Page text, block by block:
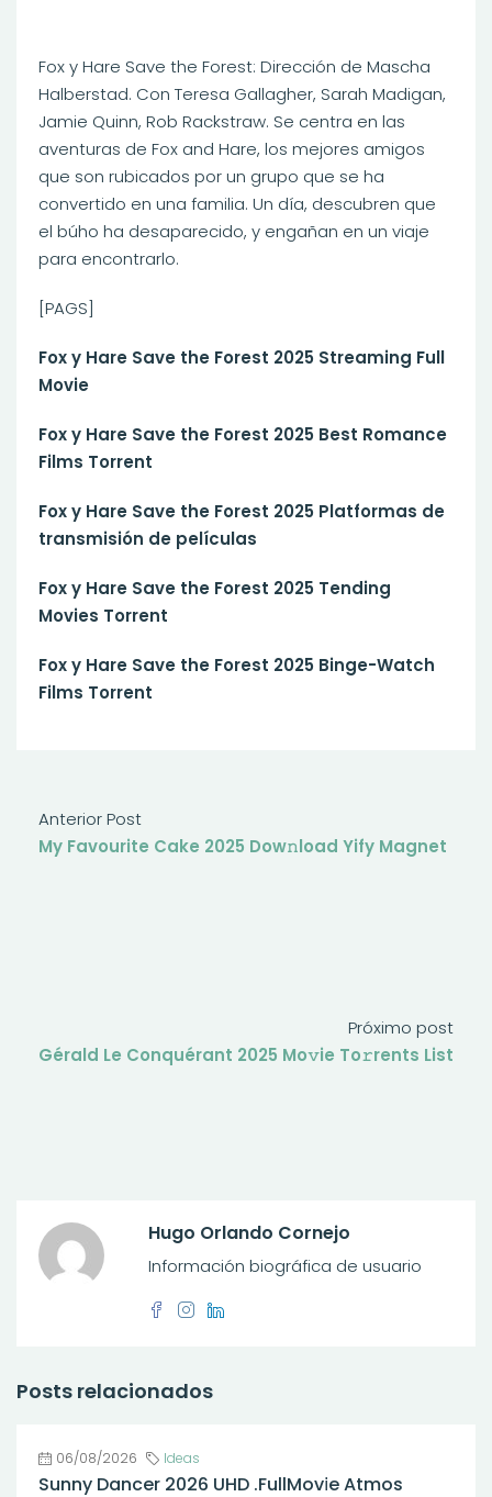
Fox y Hare Save the Forest: Dirección de Mascha
Halberstad. Con Teresa Gallagher, Sarah Madigan,
Jamie Quinn, Rob Rackstraw. Se centra en las
aventuras de Fox and Hare, los mejores amigos
que son rubicados por un grupo que se ha
convertido en una familia. Un día, descubren que
el búho ha desaparecido, y engañan en un viaje
para encontrarlo.
[PAGS]
Fox y Hare Save the Forest 2025 Streaming Full
Movie
Fox y Hare Save the Forest 2025 Best Romance
Films Torrent
Fox y Hare Save the Forest 2025 Platformas de
transmisión de películas
Fox y Hare Save the Forest 2025 Tending
Movies Torrent
Fox y Hare Save the Forest 2025 Binge-Watch
Films Torrent
Anterior Post
My Favourite Cake 2025 Dow𝚗load Yify Magnet
Próximo post
Gérald Le Conquérant 2025 Mo𝚟ie To𝚛rents List
Hugo Orlando Cornejo
Información biográfica de usuario
Posts relacionados
06/08/2026 Ideas
Sunny Dancer 2026 UHD .FullMov𝗂e Atmos